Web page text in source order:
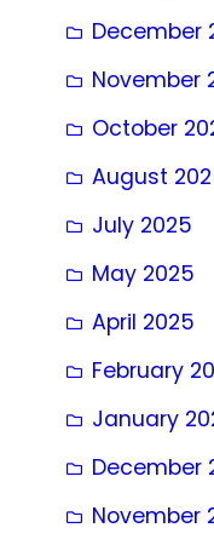
December
November
October
August
July 2025
May 2025
April 2025
February
January
December
November